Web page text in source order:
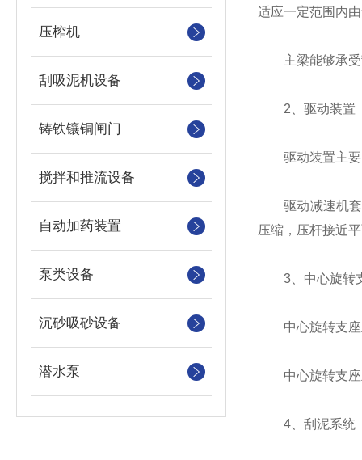
压榨机
刮吸泥机设备
铸铁镶铜闸门
搅拌和推流设备
自动加药装置
泵类设备
沉砂吸砂设备
潜水泵
适应一定范围内
主梁能够承受刮
2、驱动装置
驱动装置主要
驱动减速机套
压缩，压杆接近
3、中心旋转
中心旋转支座主
中心旋转支座
4、刮泥系统